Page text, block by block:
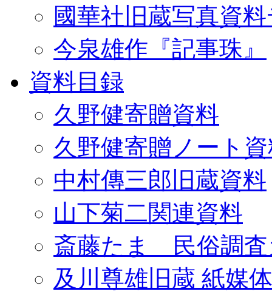
國華社旧蔵写真資
今泉雄作『記事珠』
資料目録
久野健寄贈資料
久野健寄贈ノート
中村傳三郎旧蔵資料
山下菊二関連資料
斎藤たま 民俗調査
及川尊雄旧蔵 紙媒